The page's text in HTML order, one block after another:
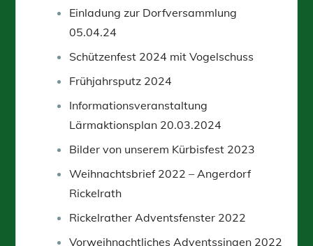
Einladung zur Dorfversammlung
05.04.24
Schützenfest 2024 mit Vogelschuss
Frühjahrsputz 2024
Informationsveranstaltung
Lärmaktionsplan 20.03.2024
Bilder von unserem Kürbisfest 2023
Weihnachtsbrief 2022 – Angerdorf
Rickelrath
Rickelrather Adventsfenster 2022
Vorweihnachtliches Adventssingen 2022